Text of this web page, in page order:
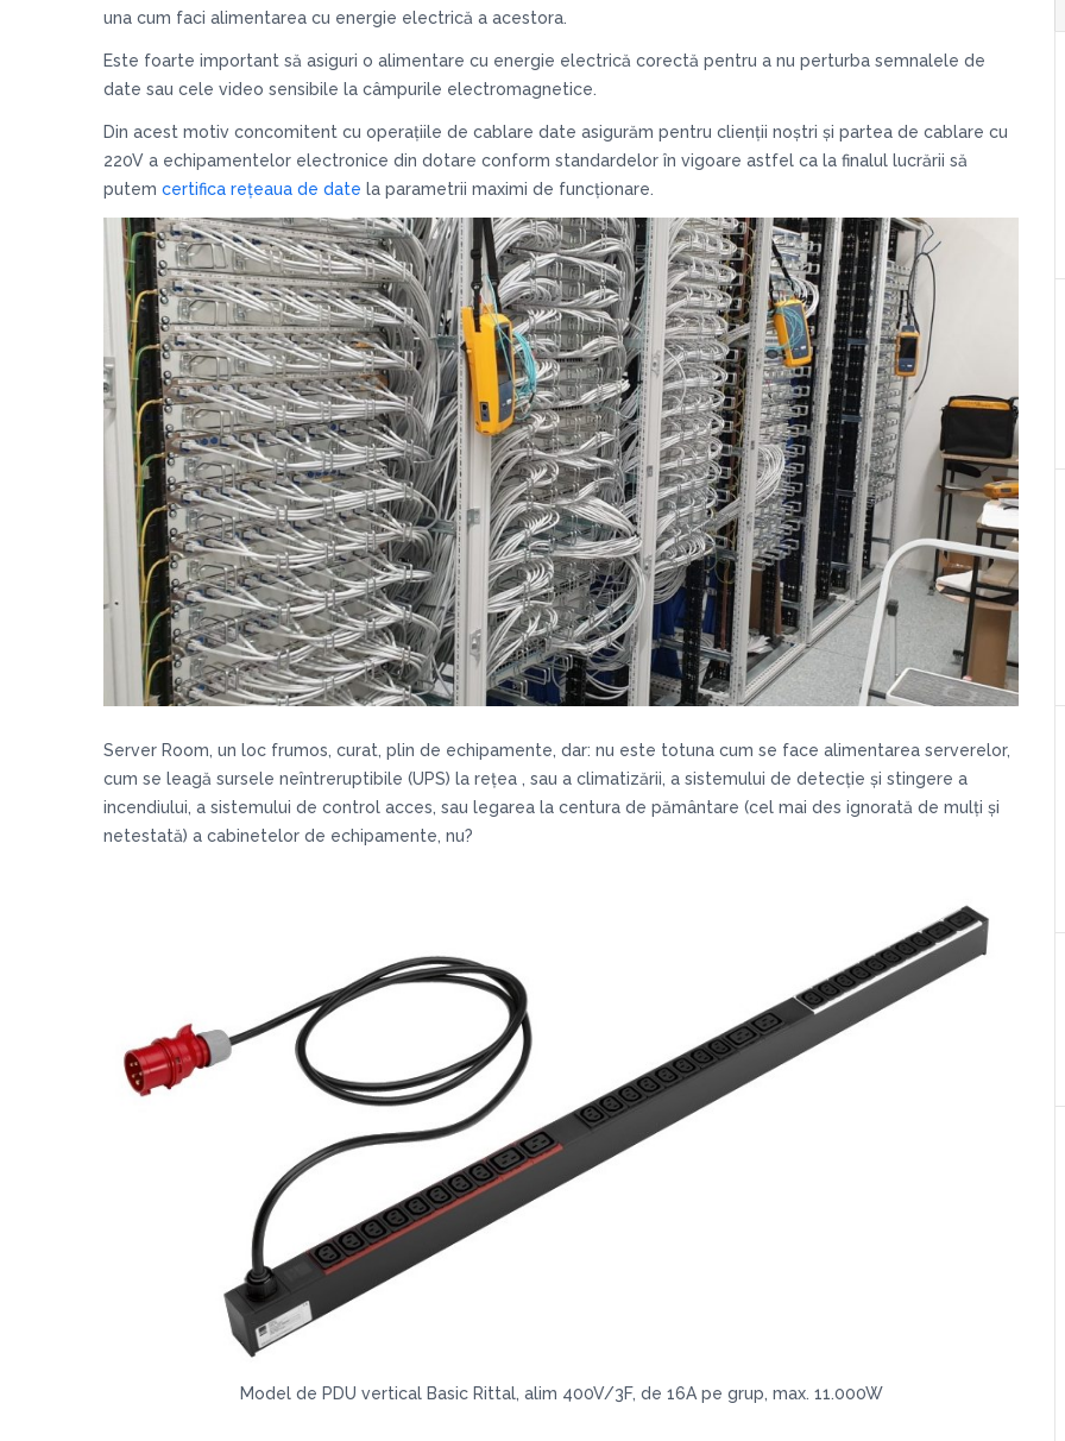
una cum faci alimentarea cu energie electrică a acestora.
Este foarte important să asiguri o alimentare cu energie electrică corectă pentru a nu perturba semnalele de
date sau cele video sensibile la câmpurile electromagnetice.
Din acest motiv concomitent cu operațiile de cablare date asigurăm pentru clienții noștri și partea de cablare cu
220V a echipamentelor electronice din dotare conform standardelor în vigoare astfel ca la finalul lucrării să
putem certifica rețeaua de date la parametrii maximi de funcționare.
Server Room, un loc frumos, curat, plin de echipamente, dar: nu este totuna cum se face alimentarea serverelor,
cum se leagă sursele neîntreruptibile (UPS) la rețea , sau a climatizării, a sistemului de detecție și stingere a
incendiului, a sistemului de control acces, sau legarea la centura de pământare (cel mai des ignorată de mulți și
netestată) a cabinetelor de echipamente, nu?
Model de PDU vertical Basic Rittal, alim 400V/3F, de 16A pe grup, max. 11.000W